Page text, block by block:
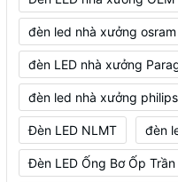
đèn led nhà xưởng osram
đèn LED nhà xưởng
đèn led nhà xưởng philips
Đèn LED NLMT đèn
Đèn LED Ống Bơ Ốp